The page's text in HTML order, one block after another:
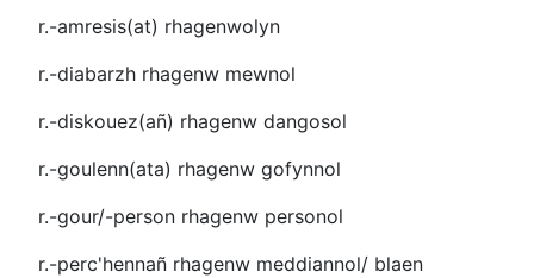
r.-amresis(at) rhagenwolyn
r.-diabarzh rhagenw mewnol
r.-diskouez(añ) rhagenw dangosol
r.-goulenn(ata) rhagenw gofynnol
r.-gour/-person rhagenw personol
r.-perc'hennañ rhagenw meddiannol/ blaen